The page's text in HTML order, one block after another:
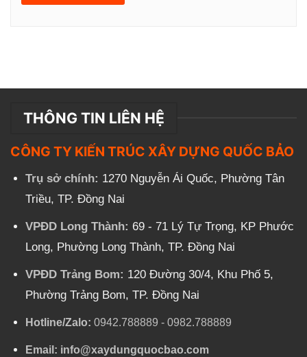
THÔNG TIN LIÊN HỆ
CÔNG TY KIẾN TRÚC XÂY DỰNG QUỐC BẢO
Trụ sở chính: 1270 Nguyễn Ái Quốc, Phường Tân
Triều, TP. Đồng Nai
VPĐD Long Thành: 69 - 71 Lý Tự Trọng, KP Phước
Long, Phường Long Thành, TP. Đồng Nai
VPĐD Trảng Bom: 120 Đường 30/4, Khu Phố 5,
Phường Trảng Bom, TP. Đồng Nai
Hotline/Zalo: 0942.788889 - 0982.788889
Email: info@xaydungquocbao.com